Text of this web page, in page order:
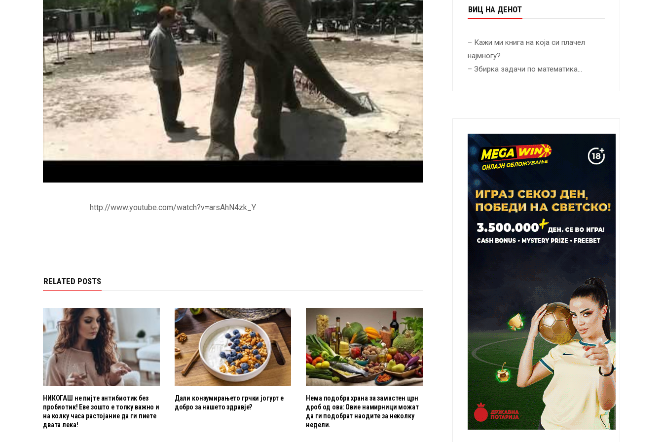
http://www.youtube.com/watch?v=arsAhN4zk_Y
RELATED POSTS
НИКОГАШ не пијте антибиотик без
пробиотик! Еве зошто е толку важно и
на колку часа растојание да ги пиете
двата лека!
Дали конзумирањето грчки јогурт е
добро за нашето здравје?
Нема подобра храна за замастен црн
дроб од ова: Овие намирници можат
да ги подобрат наодите за неколку
недели.
ВИЦ НА ДЕНОТ
– Кажи ми книга на која си плачел
најмногу?
– Збирка задачи по математика…